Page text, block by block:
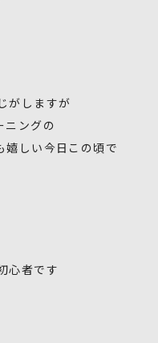
がしますが
ニングの
嬉しい今日この頃で
心者です